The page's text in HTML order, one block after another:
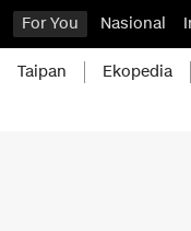
For You Nasional
Taipan Ekopedia